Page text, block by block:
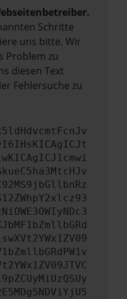
Schritte
uns bitte. Wir
Problem zu
diesen Text
Fehlersuche zu